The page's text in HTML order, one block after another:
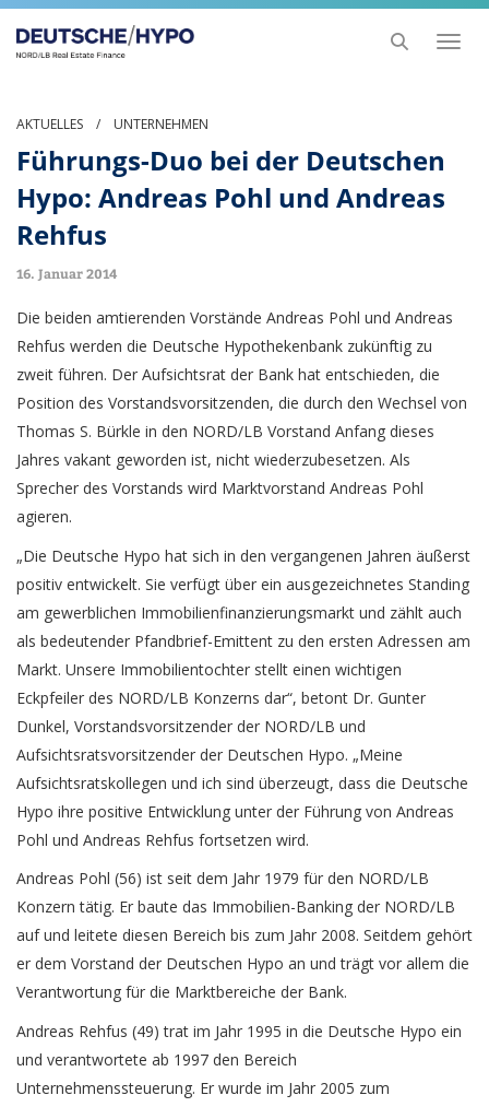
Toggle
AKTUELLES / UNTERNEHMEN
Führungs-Duo bei der Deutschen
Hypo: Andreas Pohl und Andreas
Rehfus
16. Januar 2014
Die beiden amtierenden Vorstände Andreas Pohl und Andreas
Rehfus werden die Deutsche Hypothekenbank zukünftig zu
zweit führen. Der Aufsichtsrat der Bank hat entschieden, die
Position des Vorstandsvorsitzenden, die durch den Wechsel von
Thomas S. Bürkle in den NORD/LB Vorstand Anfang dieses
Jahres vakant geworden ist, nicht wiederzubesetzen. Als
Sprecher des Vorstands wird Marktvorstand Andreas Pohl
agieren.
„Die Deutsche Hypo hat sich in den vergangenen Jahren äußerst
positiv entwickelt. Sie verfügt über ein ausgezeichnetes Standing
am gewerblichen Immobilienfinanzierungsmarkt und zählt auch
als bedeutender Pfandbrief-Emittent zu den ersten Adressen am
Markt. Unsere Immobilientochter stellt einen wichtigen
Eckpfeiler des NORD/LB Konzerns dar“, betont Dr. Gunter
Dunkel, Vorstandsvorsitzender der NORD/LB und
Aufsichtsratsvorsitzender der Deutschen Hypo. „Meine
Aufsichtsratskollegen und ich sind überzeugt, dass die Deutsche
Hypo ihre positive Entwicklung unter der Führung von Andreas
Pohl und Andreas Rehfus fortsetzen wird.
Andreas Pohl (56) ist seit dem Jahr 1979 für den NORD/LB
Konzern tätig. Er baute das Immobilien-Banking der NORD/LB
auf und leitete diesen Bereich bis zum Jahr 2008. Seitdem gehört
er dem Vorstand der Deutschen Hypo an und trägt vor allem die
Verantwortung für die Marktbereiche der Bank.
Andreas Rehfus (49) trat im Jahr 1995 in die Deutsche Hypo ein
und verantwortete ab 1997 den Bereich
Unternehmenssteuerung. Er wurde im Jahr 2005 zum